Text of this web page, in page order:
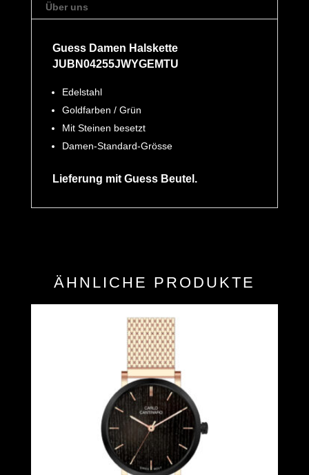
Über uns
Guess Damen Halskette
JUBN04255JWYGEMTU
Edelstahl
Goldfarben / Grün
Mit Steinen besetzt
Damen-Standard-Grösse
Lieferung mit Guess Beutel.
ÄHNLICHE PRODUKTE